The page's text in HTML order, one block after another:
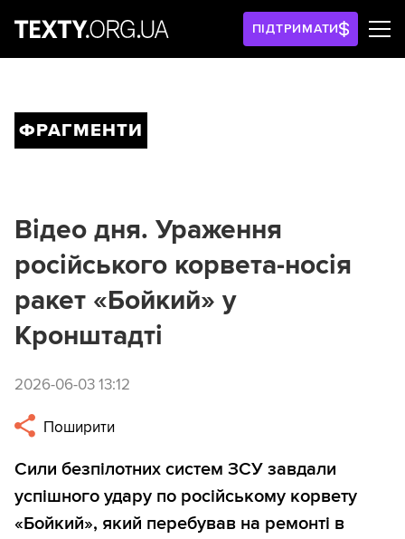
ПІДТРИМАТИ
ФРАГМЕНТИ
Відео дня. Ураження
російського корвета-носія
ракет «Бойкий» у
Кронштадті
2026-06-03 13:12
Поширити
Сили безпілотних систем ЗСУ завдали
успішного удару по російському корвету
«Бойкий», який перебував на ремонті в